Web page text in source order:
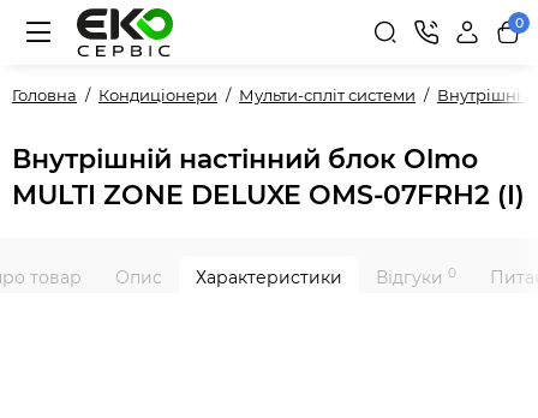
0
Головна Кондиціонери Мульти-спліт системи Внутрішні
Внутрішній настінний блок Olmo
MULTI ZONE DELUXE OMS-07FRH2 (I)
товар Опис Характеристики Відгуки 0